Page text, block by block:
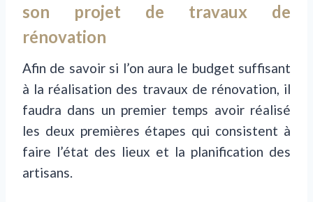
son projet de travaux de
rénovation
Afin de savoir si l’on aura le budget suffisant
à la réalisation des travaux de rénovation, il
faudra dans un premier temps avoir réalisé
les deux premières étapes qui consistent à
faire l’état des lieux et la planification des
artisans.